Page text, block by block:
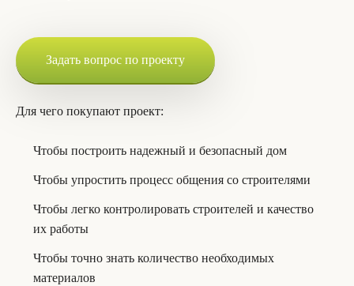
Задать вопрос по проекту
Для чего покупают проект:
Чтобы построить надежный и безопасный дом
Чтобы упростить процесс общения со строителями
Чтобы легко контролировать строителей и качество
их работы
Чтобы точно знать количество необходимых
материалов